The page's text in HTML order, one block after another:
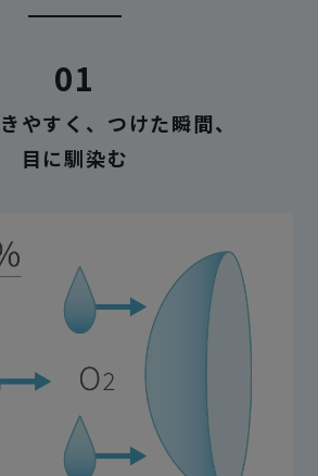
01
やすく、つけた瞬間、
目に馴染む